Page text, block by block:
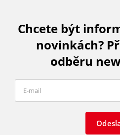
Chcete být
novinkách?
odběru